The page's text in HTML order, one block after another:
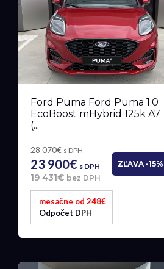
Ford Puma Ford Puma 1.0
EcoBoost mHybrid 125k A7
(...
28 070€s DPH
23 900€ s DPH
19 431€ bez DPH
ZĽAVA -15%
mesačne od 248€
Odpočet DPH